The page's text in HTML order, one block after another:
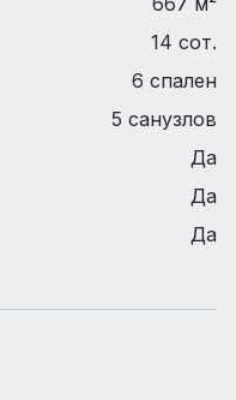
14 сот.
6 спален
5 санузлов
Да
Да
Да